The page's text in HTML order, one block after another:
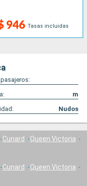
946 Tasas incluidas
pasajeros:
m
Nudos
Cunard
Queen Victoria
Cunard
Queen Victoria